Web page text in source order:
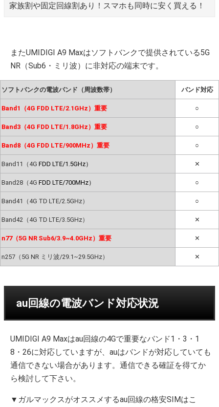
家族割や固定回線割あり！スマホも同時に安く買える！
またUMIDIGI A9 Maxはソフトバンクで提供されている5G
NR（Sub6・ミリ波）に非対応の端末です。
ソフトバンクの電波バンド（周波数帯） バンド対応
Band1（4G FDD LTE/2.1GHz）重要 ○
Band3（4G FDD LTE/1.8GHz）重要 ○
Band8（4G FDD LTE/900MHz）重要 ○
Band11（4G FDD LTE/1.5GHz） ✕
Band28（4G FDD LTE/700MHz） ○
Band41（4G TD LTE/2.5GHz） ○
Band42（4G TD LTE/3.5GHz） ✕
n77（5G NR Sub6/3.9~4.0GHz）重要 ✕
n257（5G NR ミリ波/29.1~29.5GHz） ✕
au回線の電波バンド対応状況
UMIDIGI A9 Maxはau回線の4Gで重要なバンド1・3・1
8・26に対応していますが、auはバンドが対応していても
通信できない場合があります。通信できる確証を得てか
ら検討して下さい。
▼ガルマックスがオススメするau回線の格安SIMはこ